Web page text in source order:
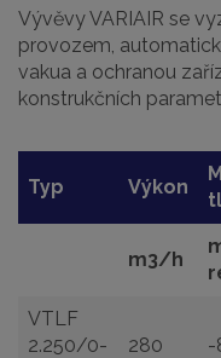
Vývěvy VARIAIR se
provozem,
vakua a ochranou
konstrukčních
Typ Výkon
m3/h
VTLF
2.250/0-
280 -